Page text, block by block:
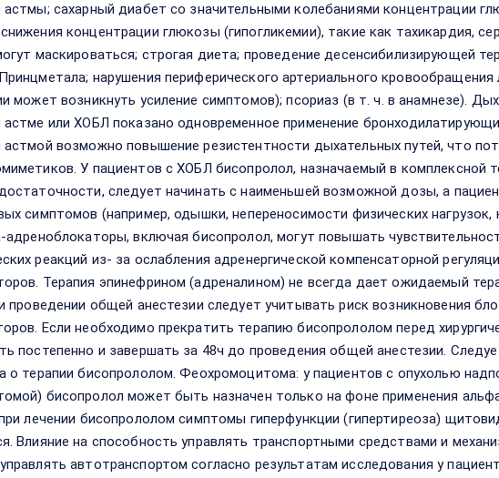
астмы; сахарный диабет со значительными колебаниями концентрации
концентрации глюкозы (гипогликемии), такие как тахикардия,
маскироваться; строгая диета; проведение десенсибилизирующей
нарушения периферического артериального кровообращения
может возникнуть усиление симптомов); псориаз (в т. ч. в анамнезе).
астме или ХОБЛ показано одновременное применение
астмой возможно повышение резистентности дыхательных путей, что
У пациентов с ХОБЛ бисопролол, назначаемый в комплексной
следует начинать с наименьшей возможной дозы, а
симптомов (например, одышки, непереносимости физических нагрузок,
адреноблокаторы, включая бисопролол, могут повышать
реакций из- за ослабления адренергической компенсаторной
Терапия эпинефрином (адреналином) не всегда дает ожидаемый
проведении общей анестезии следует учитывать риск возникновения
Если необходимо прекратить терапию бисопрололом перед
постепенно и завершать за 48ч до проведения общей анестезии.
о терапии бисопрололом. Феохромоцитома: у пациентов с опухолью
бисопролол может быть назначен только на фоне применения
лечении бисопрололом симптомы гиперфункции (гипертиреоза)
Влияние на способность управлять транспортными средствами и
автотранспортом согласно результатам исследования у